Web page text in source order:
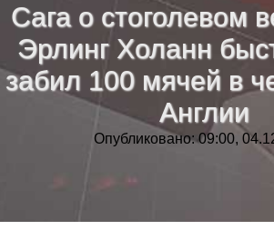
Сага о стоголевом
Эрлинг Холанн
забил 100 мячей в
Англии
Опубликовано: 09:00,
Тренды новостей»
Рубрики»
»